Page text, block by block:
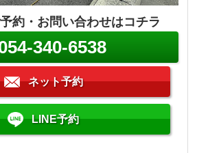
約・お問い合わせはコチラ
340-6538
ネット予約
LINE予約